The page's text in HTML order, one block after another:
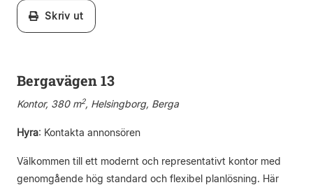
Skriv ut
Bergavägen 13
Kontor, 380 m2, Helsingborg, Berga
Hyra: Kontakta annonsören
Välkommen till ett modernt och representativt kontor med
genomgående hög standard och flexibel planlösning. Här